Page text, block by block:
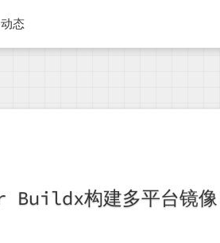
动态
Buildx构建多平台镜像